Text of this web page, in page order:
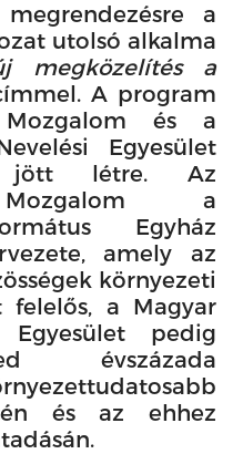
a
utolsó alkalma
megközelítés a
A program
és a
Egyesület
jött létre. Az
Mozgalom a
Egyház
amely az
környezeti
felelős, a Magyar
Egyesület pedig
évszázada
és az ehhez